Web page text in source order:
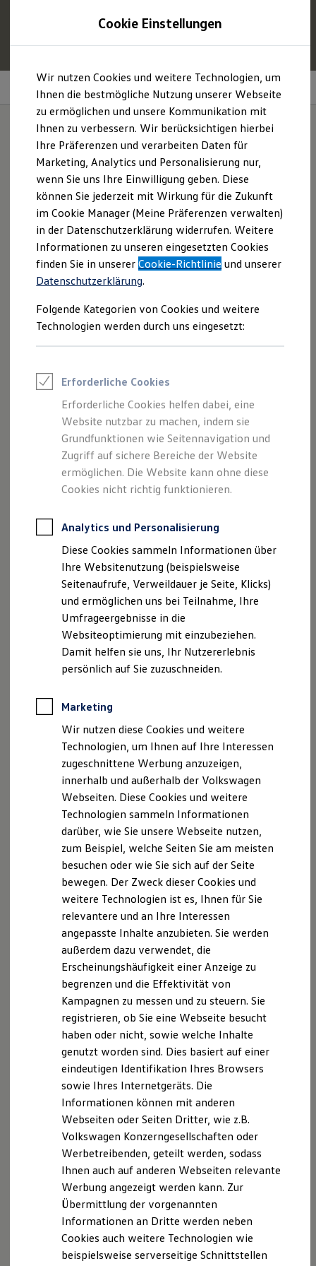
Hauptinhalt
springen
Footer
springen
Profitieren Sie von bis zu6.000 € 1
VolkswagenID. oder
Hybridmodelle.
Mehr zur E‑Auto-Förderung
Modelle und Konfigurator
Konfigurator
Modelle vergleichen
Konfiguration laden
Autosuche
Elektroautos
ENERGY Sondermodelle
Nutzfahrzeuge
SUV und CUV
Familienautos
Kombis
Kompaktwagen
Sportwagen
Schnell verfügbare Fahrzeuge
Angebote und Produkte
Aktuelle Angebote
E-Auto-Förderung
Volkswagen Marktplatz
Elektromobilität bei Gebrauchtwagen
Saisonangebote
Reifenpakete
Leasing
Leasing-Angebote
Gebrauchtwagen Leasing
Junge Gebrauchtwagen-Leasing
Elektroauto Leasing
Kleinwagen-Leasing
Autokredit mit Schlussrate
Versicherungen und Garantien
Kfz-Versicherung
Restschuldversicherungen
Garantien
Wartungsverträge
Geschäftskunden
Professional Class bei Volkswagen
Großkunden
Behörden
Direktkunden
Sonderfahrzeuge
Elektromobilität
Elektroautos
Elektrofahrzeugkonzepte
ID. EVERY1
Reichweite
Reichweite der ID. Modelle
Reichweite im Winter
Rekuperation
Laden
Laden unterwegs
Laden Zuhause
Ladestationen finden
Ladezeitensimulator
Sicherheit
Garantie und Lebensdauer
Nachhaltigkeit
Kosten und Kauf
Verbrauchskosten
Kaufoptionen
E-Auto-Förderung
Software und Konnektivität
Die ID. Software 6
ID. Software Versionen und Updates
Digitale Extras
Schnittstellen zu Ihrem ID.
Hybridautos
Marke und Erlebnis
Volkswagen R und R Experience
R-Modelle
R Experience
Driving Experience
Werkbesichtigung
Factory visit
Lifestyle Shop
Golf Kollektion
ID. Kollektion
Volkswagen Kollektion
GTI Kollektion
Fußball Drop
Nachträglich freischaltbare Funktionen
Wie wär's mit einem
Upgrade?
1
Erweitern Sie die Ausstattung Ihres Volkswagen
dem Fahrzeugkauf. Viele nützliche Funktionen
lassen sich
Upgrade flexibelnachträglich freischalten
Das konkret verfügbare Angebot kann im In-Car Shop,
App eingesehen werden.
Mehr zu Digitalen Extras
Nutzungsbedingungen
Datenschutzerklärungen
Cookie-Richtlinie
Lizenzhinweise Dritter
Angaben zum Digital Services Act (DSA)
EU Data Act
Disclaimer von Volkswagen AG
Abbildung kann je nach Software-Version vom
Auslieferungsstand abweichen.
Für den Erwerb von Upgrades benötigen Sie einVolkswagen
ID Benutzerkonto, einen gültigen VW Connect/ We
Vertrag und Ihre Verifizierung als Hauptnutzer, das bedeutet
die Verknüpfung Ihres Benutzerkontos mit dem konkreten
Fahrzeug. Weiterhin ist es erforderlich, dass das Fahrzeug
über die für das jeweilige Upgradeerforderliche technische
Funktion, Hardware und Software verfügt. Die Verfügbarkeit
von Upgrades kann ebenfalls abhängig von Modelljahr und
Produktionsdatum sein. Die für das jeweilige Fahrzeug
erhältlichen Upgrades können durch den Hauptnutzer
modellabhängig im In-Car Shop des Infotainment-Systems
oder imVolkswagen ConnectShop unter
connect-shop.volkswagen.comeingesehen werden.
Kostenpflichtige Artikel können im In-Car Shop und / oder
Volkswagen ConnectShop, mit den aktuell dort einsehbaren
und verfügbaren Zahlungsmitteln, erworben werden. Die
Verfügbarkeit von Upgrades-Funktionen kann zwischen
Webshop und In-Car Shop abweichen. Ihr Volkswagen
berät Sie ebenfalls gerne bei Fragen zu Upgrades und deren
Verfügbarkeit. Erworbene und aktivierte Upgrades verbleiben
für die Dauer des Aktivierungszeitraums im Fahrzeug, sind
durch alle Fahrer nutzbar und nicht auf andere Fahrzeuge
übertragbar.
Die in dieser Darstellung gezeigten Fahrzeuge und
Ausstattungen können in einzelnen Details vom aktuellen
deutschen Lieferprogramm abweichen. Abgebildet sind
teilweise Sonderausstattungen der Fahrzeuge gegen
Bitte beachten Sie auch unseren Konfigurator für eine
Übersicht der aktuell verfügbaren Modelle und Ausstattungen.
Cookie Einstellungen
Wir nutzen Cookies und weitere Technologien, um
Ihnen die bestmögliche Nutzung unserer Webseite
zu ermöglichen und unsere Kommunikation mit
Ihnen zu verbessern. Wir berücksichtigen hierbei
Ihre Präferenzen und verarbeiten Daten für
Marketing, Analytics und Personalisierung nur,
wenn Sie uns Ihre Einwilligung geben. Diese
können Sie jederzeit mit Wirkung für die Zukunft
im Cookie Manager (Meine Präferenzen verwalten)
in der Datenschutzerklärung widerrufen. Weitere
Informationen zu unseren eingesetzten Cookies
finden Sie in unsererCookie-Richtlinie und unserer
Datenschutzerklärung.
Folgende Kategorien von Cookies und weitere
Technologien werden durch uns eingesetzt:
Erforderliche Cookies
Erforderliche Cookies helfen dabei, eine
Website nutzbar zu machen, indem sie
Grundfunktionen wie Seitennavigation und
Zugriff auf sichere Bereiche der Website
ermöglichen. Die Website kann ohne diese
Cookies nicht richtig funktionieren.
Analytics und Personalisierung
Diese Cookies sammeln Informationen über
Ihre Websitenutzung (beispielsweise
Seitenaufrufe, Verweildauer je Seite, Klicks)
und ermöglichen uns bei Teilnahme, Ihre
Umfrageergebnisse in die
Websiteoptimierung mit einzubeziehen.
Damit helfen sie uns, Ihr Nutzererlebnis
persönlich auf Sie zuzuschneiden.
Marketing
Wir nutzen diese Cookies und weitere
Technologien, um Ihnen auf Ihre Interessen
zugeschnittene Werbung anzuzeigen,
innerhalb und außerhalb der Volkswagen
Webseiten. Diese Cookies und weitere
Technologien sammeln Informationen
darüber, wie Sie unsere Webseite nutzen,
zum Beispiel, welche Seiten Sie am meisten
besuchen oder wie Sie sich auf der Seite
bewegen. Der Zweck dieser Cookies und
weitere Technologien ist es, Ihnen für Sie
relevantere und an Ihre Interessen
angepasste Inhalte anzubieten. Sie werden
außerdem dazu verwendet, die
Erscheinungshäufigkeit einer Anzeige zu
begrenzen und die Effektivität von
Kampagnen zu messen und zu steuern. Sie
registrieren, ob Sie eine Webseite besucht
haben oder nicht, sowie welche Inhalte
genutzt worden sind. Dies basiert auf einer
eindeutigen Identifikation Ihres Browsers
sowie Ihres Internetgeräts. Die
Informationen können mit anderen
Webseiten oder Seiten Dritter, wie z.B.
Volkswagen Konzerngesellschaften oder
Werbetreibenden, geteilt werden, sodass
Ihnen auch auf anderen Webseiten relevante
Werbung angezeigt werden kann. Zur
Übermittlung der vorgenannten
Informationen an Dritte werden neben
Cookies auch weitere Technologien wie
beispielsweise serverseitige Schnittstellen